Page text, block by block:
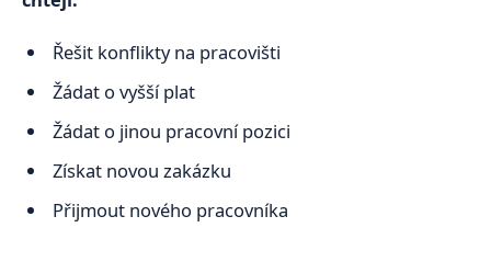
Řešit konflikty na pracovišti
Žádat o vyšší plat
Žádat o jinou pracovní pozici
Získat novou zakázku
Přijmout nového pracovníka